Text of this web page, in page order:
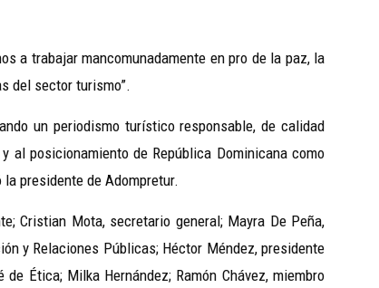
a trabajar mancomunadamente en pro de la paz, la
del sector turismo”.
un periodismo turístico responsable, de calidad
al posicionamiento de República Dominicana como
presidente de Adompretur.
Cristian Mota, secretario general; Mayra De Peña,
y Relaciones Públicas; Héctor Méndez, presidente
Ética; Milka Hernández; Ramón Chávez, miembro